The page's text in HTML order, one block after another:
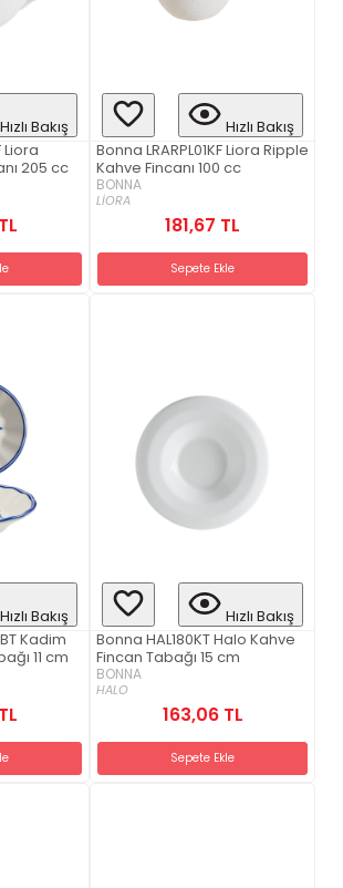
Hızlı Bakış
Liora
205 cc
Hızlı Bakış
Bonna LRARPL01KF Liora Ripple
Kahve Fincanı 100 cc
BONNA
LİORA
181,67 TL
Sepete Ekle
Hızlı Bakış
Kadim
11 cm
Hızlı Bakış
Bonna HAL180KT Halo Kahve
Fincan Tabağı 15 cm
BONNA
HALO
163,06 TL
Sepete Ekle